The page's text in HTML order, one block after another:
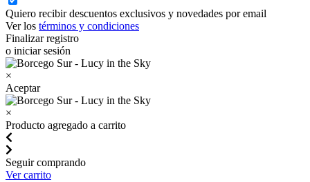
Quiero recibir descuentos exclusivos y novedades por email
Ver los términos y condiciones
Finalizar registro
o iniciar sesión
×
Aceptar
×
Producto agregado a carrito
Seguir comprando
Ver carrito